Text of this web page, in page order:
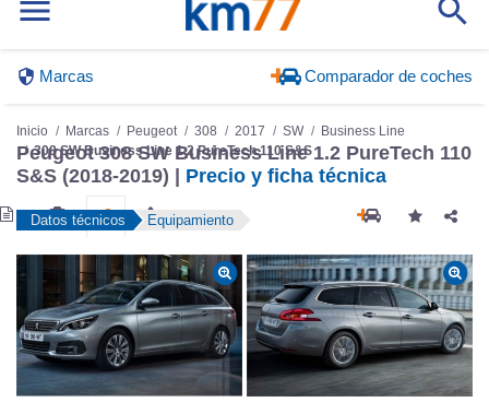
Marcas Comparador de coches
Inicio Marcas Peugeot 308 2017 SW
Business Line
308 SW Business Line 1.2 PureTech 110 S&S
Peugeot 308 SW Business Line 1.2 PureTech 110
S&S (2018-2019) | Precio y ficha técnica
Datos técnicos Equipamiento